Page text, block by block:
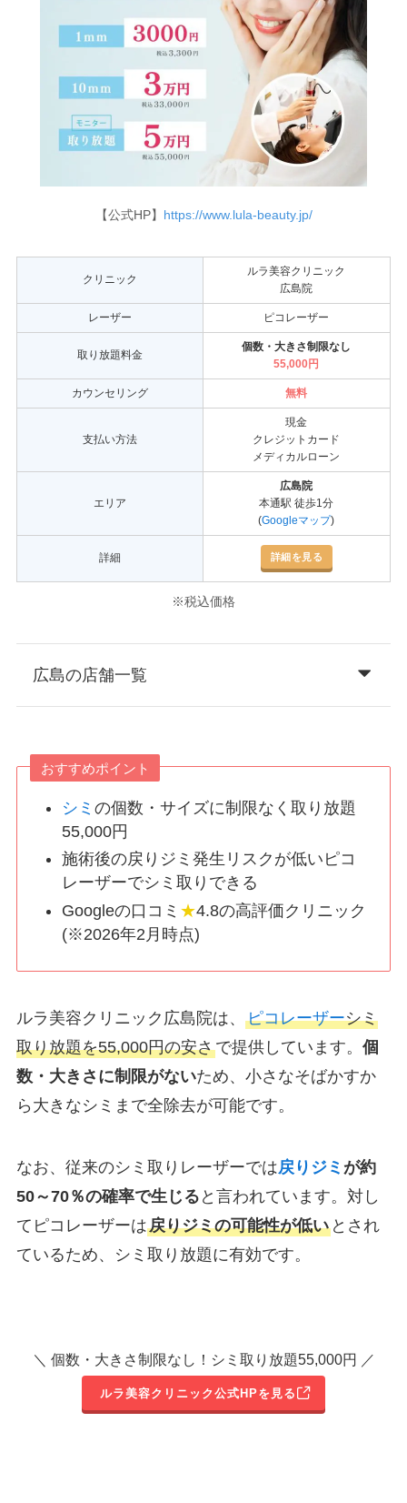
【公式HP】 https://www.lula-beauty.jp/
クリニック
ルラ美容クリニック
広島院
レーザー ピコレーザー
取り放題料金
個数・大きさ制限なし
55,000円
カウンセリング 無料
支払い方法
現金
クレジットカード
メディカルローン
エリア
広島院
本通駅 徒歩1分
(Googleマップ)
詳細 詳細を見る
※税込価格
広島の店舗一覧
おすすめポイント
シミの個数・サイズに制限なく取り放題
55,000円
施術後の戻りジミ発生リスクが低いピコ
レーザーでシミ取りできる
Googleの口コミ ★4.8の高評価クリニック
(※2026年2月時点)
ルラ美容クリニック広島院は、 ピコレーザーシミ
取り放題を55,000円の安さで提供しています。 個
数・大きさに制限がないため、小さなそばかすか
ら大きなシミまで全除去が可能です。
なお、従来のシミ取りレーザーでは戻りジミ が約
50～70％の確率で生じる と言われています。対し
てピコレーザーは戻りジミの可能性が低いとされ
ているため、シミ取り放題に有効です。
＼ 個数・大きさ制限なし！シミ取り放題55,000円 ／
ルラ美容クリニック公式HPを見る